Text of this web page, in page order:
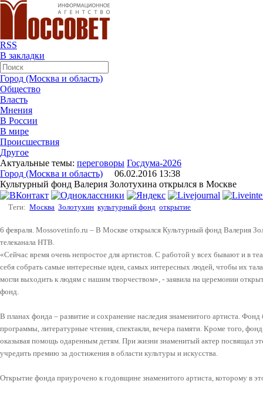
RSS
В закладки
Город (Москва и область)
Общество
Власть
Мнения
В России
В мире
Происшествия
Другое
Актуальные темы: переговоры Госдума-2026
Город (Москва и область) 06.02.2016 13:38
Культурный фонд Валерия Золотухина открылся в Москве
Теги: Москва Золотухин культурный фонд открытие
6 февраля. Mossovetinfo.ru – В Москве открылся Культурный фонд Валерия
телеканала НТВ.
«Сейчас время очень непростое для артистов. С работой у всех бывают и в
себя собрать самые интересные идеи, самых интересных людей, чтобы их
могли выходить к людям с нашим творчеством», - заявила на церемонии
фонд.
В планах фонда – развитие и сохранение наследия знаменитого артиста.
программы, литературные чтения, спектакли, вечера памяти. Кроме того,
оказывая помощь одаренным детям. При жизни знаменитый актер посвящал
учредить премию за достижения в области культуры и искусства.
Открытие фонда приурочено к годовщине знаменитого артиста, которому в